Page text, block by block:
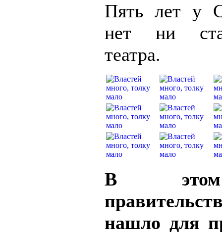
Пять лет у
нет ни
театра.
В
нашло для